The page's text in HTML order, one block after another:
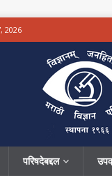
2026
परिषदेबद्दल